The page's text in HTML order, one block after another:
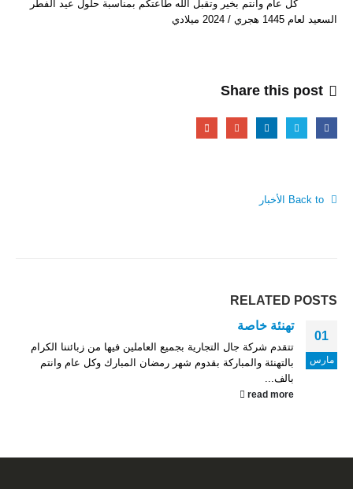
كل عام وانتم بخير وتقبل الله طاعتكم بمناسبة حلول عيد الفطر
السعيد لعام 1445 هجري / 2024 ميلادي
Share this post
RELATED POSTS
01
مارس
تهنئة خاصة
تتقدم شركة جال التجارية بجميع العاملين فيها من زبائننا الكرام
بالتهنئة والمباركة بقدوم شهر رمضان المبارك وكل عام وانتم
بالف...
read more